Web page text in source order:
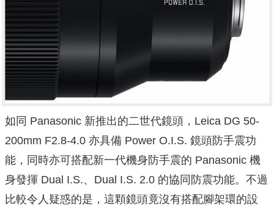
如同 Panasonic 新推出的二世代鏡頭，Leica DG 50-
200mm F2.8-4.0 亦具備 Power O.I.S. 鏡頭防手震功
能，同時亦可搭配新一代機身防手震的 Panasonic 機
身發揮 Dual I.S.、Dual I.S. 2.0 的協同防震功能。不過
比較令人疑惑的是，這顆鏡頭竟沒有搭配腳架環的設